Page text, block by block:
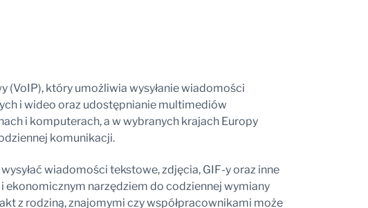
który umożliwia wysyłanie wiadomości
i wideo oraz udostępnianie multimediów
i komputerach, a w wybranych krajach Europy
komunikacji.
wiadomości tekstowe, zdjęcia, GIF-y oraz inne
ekonomicznym narzędziem do codziennej wymiany
z rodziną, znajomymi czy współpracownikami może